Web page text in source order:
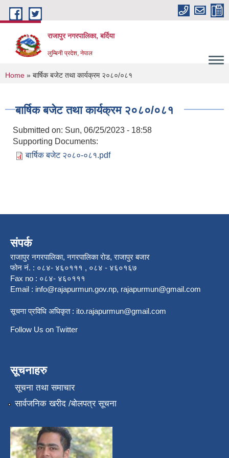
Skip to main content
राजापुर नगरपालिका, बर्दिया
लुम्बिनी प्रदेश, नेपाल
You are here
Home » बार्षिक बजेट तथा कार्यक्रम २०८०/०८१
बार्षिक बजेट तथा कार्यक्रम २०८०/०८१
Submitted on: Sun, 06/25/2023 - 18:58
Supporting Documents:
बार्षिक बजेट २०८०-०८१.pdf
संपर्क
राजापुर नगरपालिका, नगरपालिका राेड, राजापुर बजार
फोन नं. : ०८४- ४६०१११ , ०८४ - ४६०१६७
Fax no : ०८४- ४६०१११
Email : info@rajapurmun.gov.np, rajapurmun@gmail.com
सूचना प्रविधि अधिकृत : ito.rajapurmun@gmail.com
Follow Us on Twitter
सूचनाहरु
सूचना तथा समाचार
सार्वजनिक खरीद /बोलपत्र सूचना